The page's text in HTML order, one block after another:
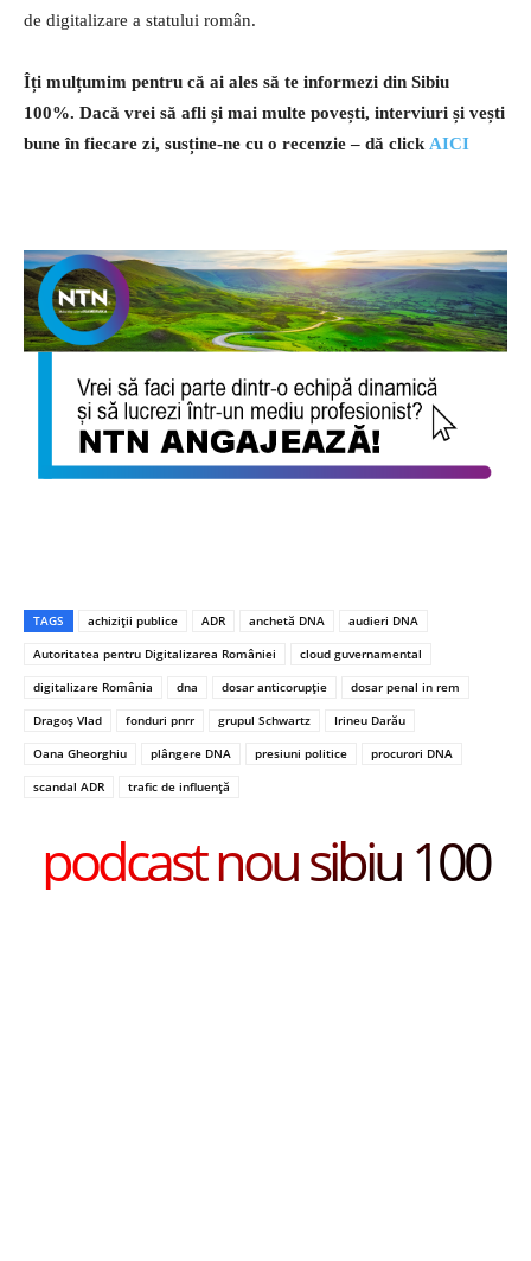
de digitalizare a statului român.
Îți mulțumim pentru că ai ales să te informezi din Sibiu
100%. Dacă vrei să afli și mai multe povești, interviuri și vești
bune în fiecare zi, susține-ne cu o recenzie – dă click AICI
TAGS achiziții publice ADR anchetă DNA
audieri DNA
Autoritatea pentru Digitalizarea României
cloud guvernamental
digitalizare România
dna dosar anticorupție
dosar penal in rem
Dragoș Vlad
fonduri pnrr grupul Schwartz
Irineu Darău
Oana Gheorghiu
plângere DNA presiuni politice
procurori DNA
scandal ADR
trafic de influență
podcast nou sibiu 100